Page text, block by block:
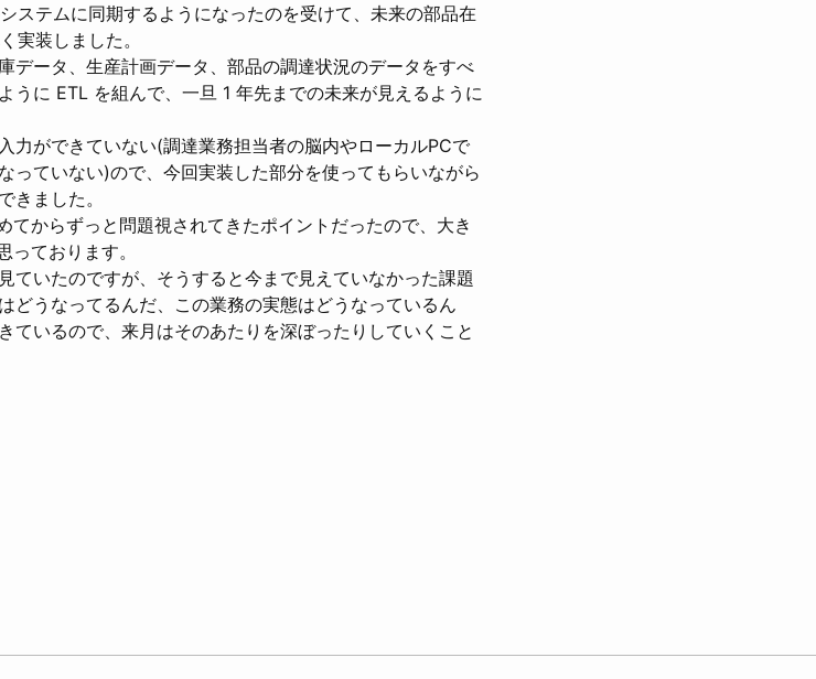
ステムに同期するようになったのを受けて、未来の部品在
実装しました。
データ、生産計画データ、部品の調達状況のデータをすべ
うに ETL を組んで、一旦 1 年先までの未来が見えるように
力ができていない(調達業務担当者の脳内やローカルPCで
っていない)ので、今回実装した部分を使ってもらいながら
きました。
てからずっと問題視されてきたポイントだったので、大き
ております。
ていたのですが、そうすると今まで見えていなかった課題
どうなってるんだ、この業務の実態はどうなっているん
ているので、来月はそのあたりを深ぼったりしていくこと